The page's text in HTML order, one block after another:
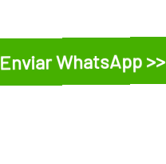
Enviar WhatsApp >>